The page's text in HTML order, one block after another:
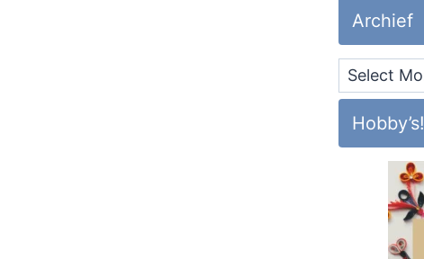
Archief
Archief
Hobby’s!